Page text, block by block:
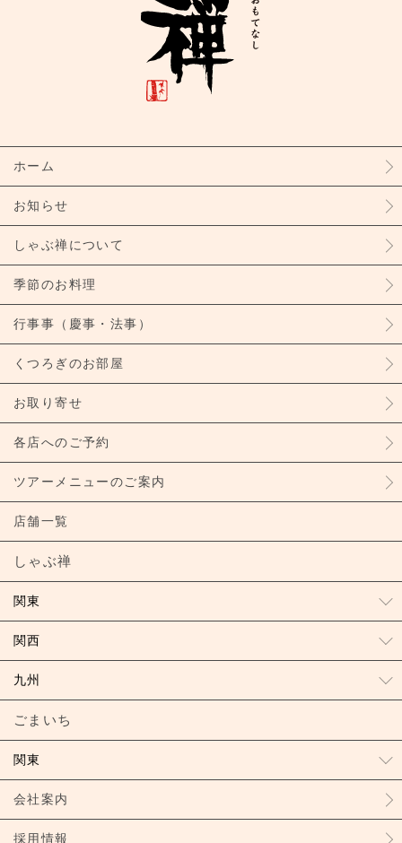
ホーム
お知らせ
しゃぶ禅について
季節のお料理
行事事（慶事・法事）
くつろぎのお部屋
お取り寄せ
各店へのご予約
ツアーメニューのご案内
店舗一覧
しゃぶ禅
関東
関西
九州
ごまいち
関東
会社案内
採用情報